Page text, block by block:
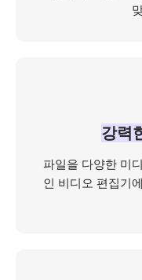
강력
파일을 다양한 미
인 비디오 편집기